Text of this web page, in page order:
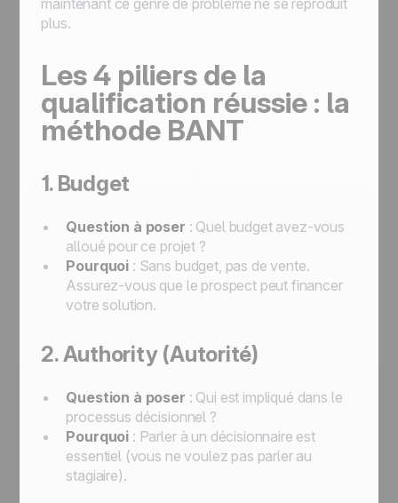
maintenant ce genre de problème ne se reproduit
plus.
Les 4 piliers de la
qualification réussie : la
méthode BANT
1. Budget
Question à poser : Quel budget avez-vous
alloué pour ce projet ?
Pourquoi : Sans budget, pas de vente.
Assurez-vous que le prospect peut financer
votre solution.
2. Authority (Autorité)
Question à poser : Qui est impliqué dans le
processus décisionnel ?
Pourquoi : Parler à un décisionnaire est
essentiel (vous ne voulez pas parler au
stagiaire).